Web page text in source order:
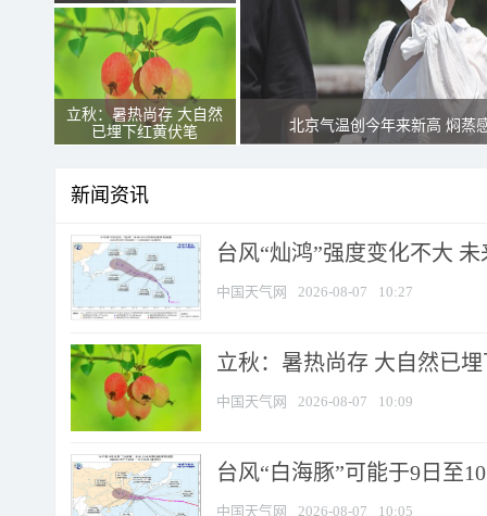
立秋：暑热尚存 大自然
已埋下红黄伏笔
北京气温创今年来新高 焖蒸
新闻资讯
台风“灿鸿”强度变化不大
中国天气网 2026-08-07 10:27
立秋：暑热尚存 大自然已
中国天气网 2026-08-07 10:09
台风“白海豚”可能于9日至
中国天气网 2026-08-07 10:05